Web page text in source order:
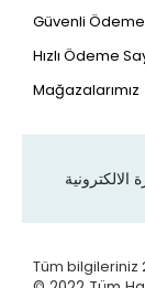
Güvenli Ödeme
Hızlı Ödeme
Mağazalarımız
الالكترونية
Tüm bilgileriniz